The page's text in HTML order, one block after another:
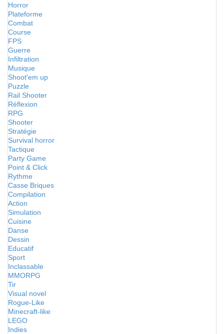
Horror
Plateforme
Combat
Course
FPS
Guerre
Infiltration
Musique
Shoot'em up
Puzzle
Rail Shooter
Réflexion
RPG
Shooter
Stratégie
Survival horror
Tactique
Party Game
Point & Click
Rythme
Casse Briques
Compilation
Action
Simulation
Cuisine
Danse
Dessin
Educatif
Sport
Inclassable
MMORPG
Tir
Visual novel
Rogue-Like
Minecraft-like
LEGO
Indies